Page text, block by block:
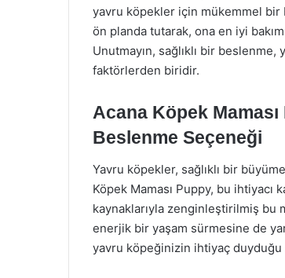
yavru köpekler için mükemmel bir
ön planda tutarak, ona en iyi
Unutmayın, sağlıklı bir
faktörlerden biridir.
Acana Köpek
Beslenme Seçeneği
Yavru köpekler, sağlıklı bir
Köpek Maması Puppy, bu
kaynaklarıyla zenginleştirilmiş bu
enerjik bir yaşam sürmesine de
yavru köpeğinizin ihtiyaç